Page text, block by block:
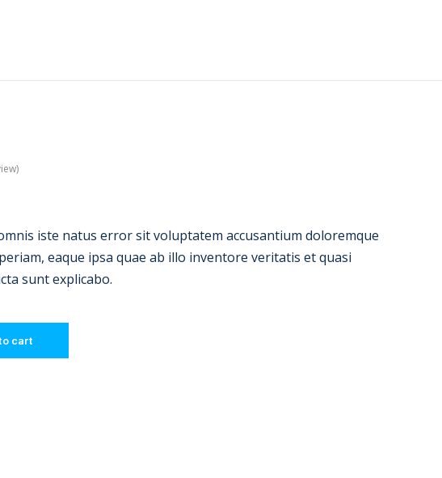
iste natus error sit voluptatem accusantium doloremque
eaque ipsa quae ab illo inventore veritatis et quasi
sunt explicabo.
cart